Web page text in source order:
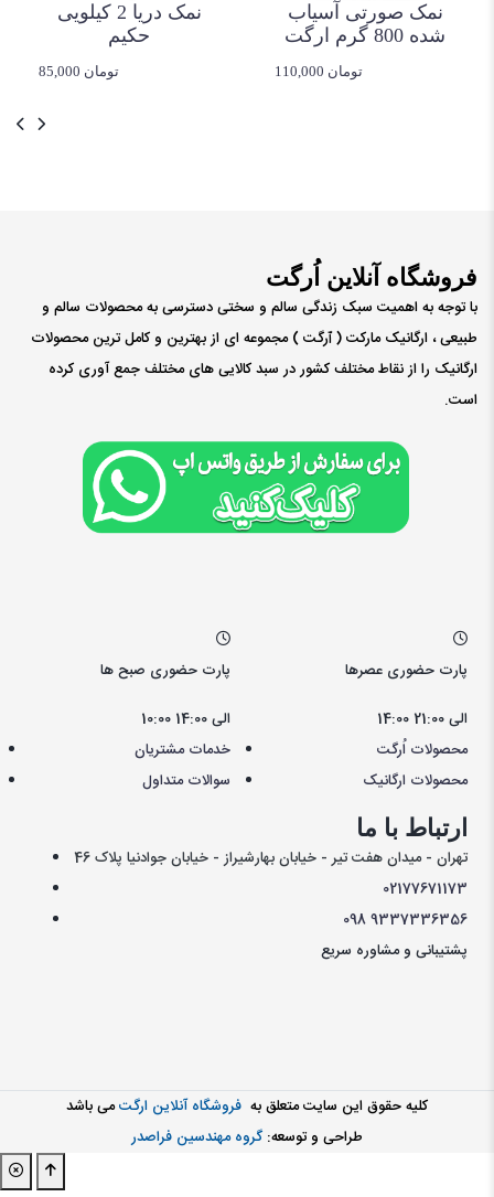
نمک دریا 2 کیلویی
حکیم
85,000 تومان
نمک صورتی آسیاب
شده 800 گرم ارگت
110,000 تومان
فروشگاه آنلاین اُرگت
با توجه به اهمیت سبک زندگی سالم و سختی دسترسی به محصولات سالم و
طبیعی ، ارگانیک مارکت ( ٱرگت ) مجموعه ای از بهترین و کامل ترین محصولات
ارگانیک را از نقاط مختلف کشور در سبد کالایی های مختلف جمع آوری کرده
است.
پارت حضوری صبح ها
10:00 الی 14:00
پارت حضوری عصرها
14:00 الی 21:00
خدمات مشتریان
سوالات متداول
محصولات اُرگت
محصولات ارگانیک
ارتباط با ما
تهران - میدان هفت تیر - خیابان بهارشیراز - خیابان جوادنیا پلاک 46
02177671173
0989337336356
پشتیبانی و مشاوره سریع
کليه حقوق اين سايت متعلق به فروشگاه آنلاین ارگتمی باشد
طراحی و توسعه: گروه مهندسین فراصدر